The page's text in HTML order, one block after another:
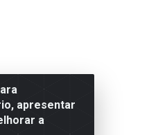
apresentar
a